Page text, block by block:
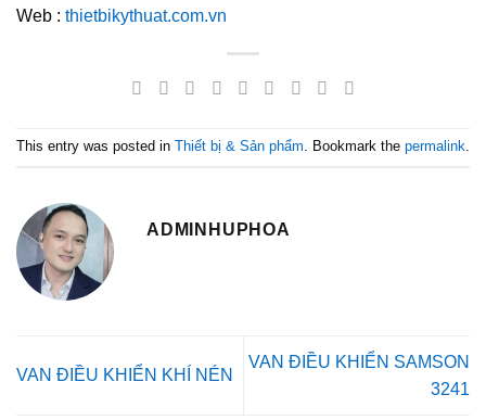
Web : thietbikythuat.com.vn
This entry was posted in Thiết bị & Sản phẩm. Bookmark the permalink.
ADMINHUPHOA
VAN ĐIỀU KHIỂN KHÍ NÉN
VAN ĐIỀU KHIỂN SAMSON
3241